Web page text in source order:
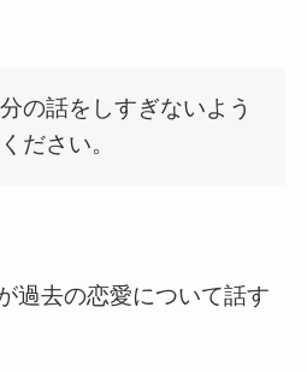
の話をしすぎないよう
ださい。
過去の恋愛について話す